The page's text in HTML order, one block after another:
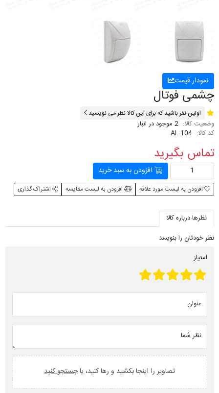
نمودار قیمت
چشمی فوتال
اولین نفر باشید که برای این کالا نظر می نویسید
وضعیت کالا: 2 موجود در انبار
کد کالا: AL-104
تماس بگیرید
افزودن به سبد خرید
افزودن به لیست مورد علاقه افزودن به لیست مقایسه اشتراک گذاری
نظرها درباره کالا
نظر خودتان را بنویسد
امتیاز
عنوان
نظر شما
تصاویر را اینجا بکشید و رها کنید، یاجستجو کنید